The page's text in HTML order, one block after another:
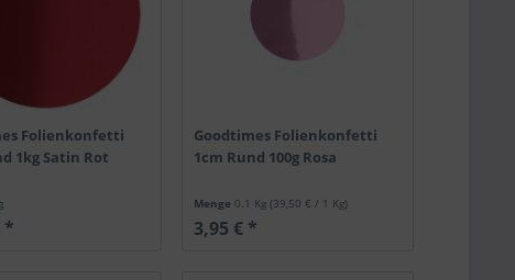
Folienkonfetti
1kg Satin Rot
*
Goodtimes Folienkonfetti
1cm Rund 100g Rosa
Menge 0.1 Kg (39,50 € / 1 Kg)
3,95 € *